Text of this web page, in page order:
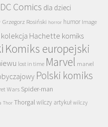
DC Comics dla dzieci
Grzegorz Rosiński horror humor Image
kolekcja Hachette komiks
Komiks europejski
lost in time Marvel marvel
Polski komiks
Wars Spider-man
Thor Thorgalwilczy artykuł wilczy